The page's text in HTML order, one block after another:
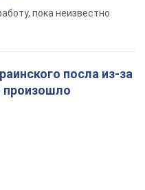
пока неизвестно
посла из-за
произошло